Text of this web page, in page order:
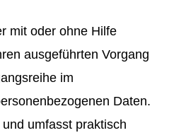
mit oder ohne Hilfe
ausgeführten Vorgang
im
Daten.
umfasst praktisch